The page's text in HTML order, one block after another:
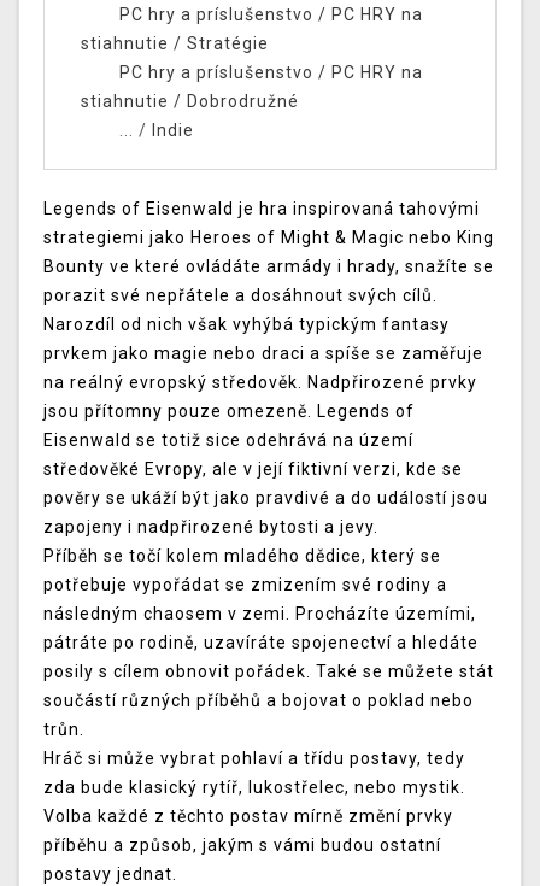
PC hry a príslušenstvo / PC HRY na
stiahnutie / Stratégie
PC hry a príslušenstvo / PC HRY na
stiahnutie / Dobrodružné
... / Indie
Legends of Eisenwald je hra inspirovaná tahovými
strategiemi jako Heroes of Might & Magic nebo King
Bounty ve které ovládáte armády i hrady, snažíte se
porazit své nepřátele a dosáhnout svých cílů.
Narozdíl od nich však vyhýbá typickým fantasy
prvkem jako magie nebo draci a spíše se zaměřuje
na reálný evropský středověk. Nadpřirozené prvky
jsou přítomny pouze omezeně. Legends of
Eisenwald se totiž sice odehrává na území
středověké Evropy, ale v její fiktivní verzi, kde se
pověry se ukáží být jako pravdivé a do událostí jsou
zapojeny i nadpřirozené bytosti a jevy.
Příběh se točí kolem mladého dědice, který se
potřebuje vypořádat se zmizením své rodiny a
následným chaosem v zemi. Procházíte územími,
pátráte po rodině, uzavíráte spojenectví a hledáte
posily s cílem obnovit pořádek. Také se můžete stát
součástí různých příběhů a bojovat o poklad nebo
trůn.
Hráč si může vybrat pohlaví a třídu postavy, tedy
zda bude klasický rytíř, lukostřelec, nebo mystik.
Volba každé z těchto postav mírně změní prvky
příběhu a způsob, jakým s vámi budou ostatní
postavy jednat.